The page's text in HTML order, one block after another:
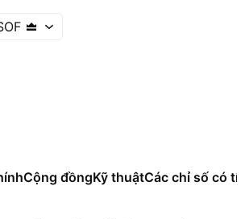
Cộng đồngKỹ thuậtCác chỉ số có